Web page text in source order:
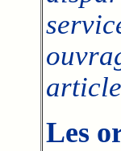
Les